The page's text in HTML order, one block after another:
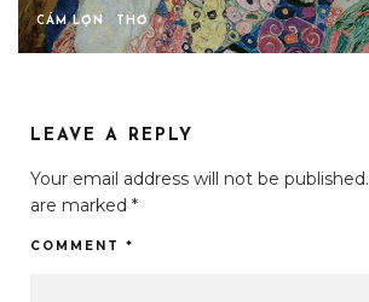
CÁM LỢN THƠ
LEAVE A REPLY
Your email address will not be published.
are marked *
COMMENT *